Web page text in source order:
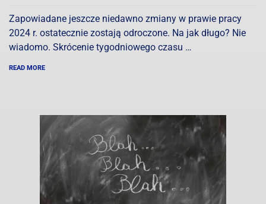
Zapowiadane jeszcze niedawno zmiany w prawie pracy
2024 r. ostatecznie zostają odroczone. Na jak długo? Nie
wiadomo. Skrócenie tygodniowego czasu …
READ MORE